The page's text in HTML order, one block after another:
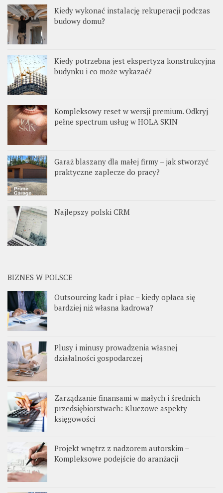
Kiedy wykonać instalację rekuperacji podczas
budowy domu?
Kiedy potrzebna jest ekspertyza konstrukcyjna
budynku i co może wykazać?
Kompleksowy reset w wersji premium. Odkryj
pełne spectrum usług w HOLA SKIN
Garaż blaszany dla małej firmy – jak stworzyć
praktyczne zaplecze do pracy?
Najlepszy polski CRM
BIZNES W POLSCE
Outsourcing kadr i płac – kiedy opłaca się
bardziej niż własna kadrowa?
Plusy i minusy prowadzenia własnej
działalności gospodarczej
Zarządzanie finansami w małych i średnich
przedsiębiorstwach: Kluczowe aspekty
księgowości
Projekt wnętrz z nadzorem autorskim –
Kompleksowe podejście do aranżacji